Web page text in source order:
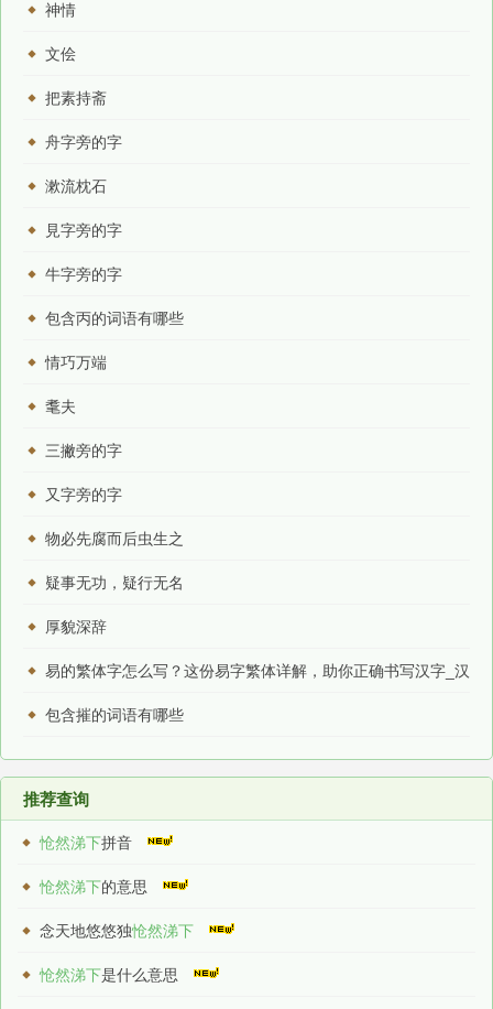
神情
文侩
把素持斋
舟字旁的字
漱流枕石
見字旁的字
牛字旁的字
包含丙的词语有哪些
情巧万端
耄夫
三撇旁的字
又字旁的字
物必先腐而后虫生之
疑事无功，疑行无名
厚貌深辞
易的繁体字怎么写？这份易字繁体详解，助你正确书写汉字_汉
字繁体学习
包含摧的词语有哪些
推荐查询
怆然涕下拼音
怆然涕下的意思
念天地悠悠独怆然涕下
怆然涕下是什么意思